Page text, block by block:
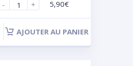
-
+
5,90€
AJOUTER AU PANIER